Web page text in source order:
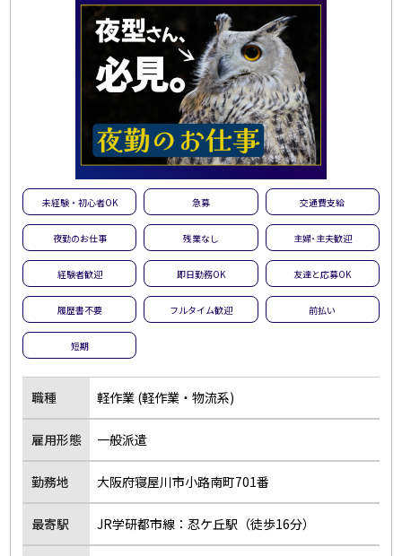
未経験・初心者OK 急募 交通費支給
夜勤のお仕事 残業なし 主婦･主夫歓迎
経験者歓迎 即日勤務OK 友達と応募OK
履歴書不要 フルタイム歓迎 前払い
短期
職種 軽作業 (軽作業・物流系)
雇用形態 一般派遣
勤務地 大阪府寝屋川市小路南町701番
最寄駅 JR学研都市線：忍ケ丘駅（徒歩16分）